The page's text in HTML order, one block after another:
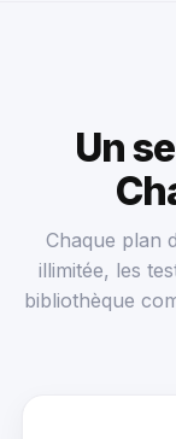
Un
Chaque plan
illimitée, les
bibliothèque